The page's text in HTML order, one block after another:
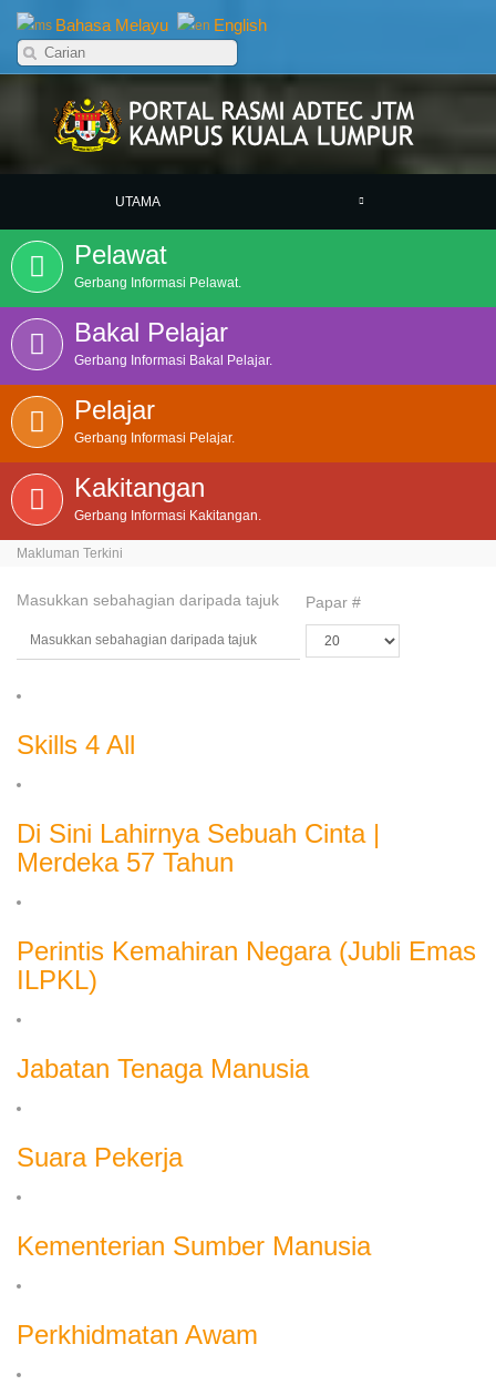
Bahasa Melayu English
UTAMA
Pelawat
Gerbang Informasi Pelawat.
Bakal Pelajar
Gerbang Informasi Bakal Pelajar.
Pelajar
Gerbang Informasi Pelajar.
Kakitangan
Gerbang Informasi Kakitangan.
Makluman Terkini
Masukkan sebahagian daripada tajuk Papar #
Skills 4 All
Di Sini Lahirnya Sebuah Cinta |
Merdeka 57 Tahun
Perintis Kemahiran Negara (Jubli Emas
ILPKL)
Jabatan Tenaga Manusia
Suara Pekerja
Kementerian Sumber Manusia
Perkhidmatan Awam